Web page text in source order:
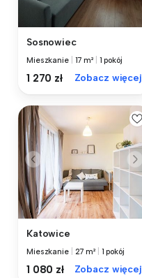
Sosnowiec
Mieszkanie 17 m² 1 pokój
1 270 zł Zobacz więcej
Katowice
Mieszkanie 27 m² 1 pokój
1 080 zł Zobacz więcej